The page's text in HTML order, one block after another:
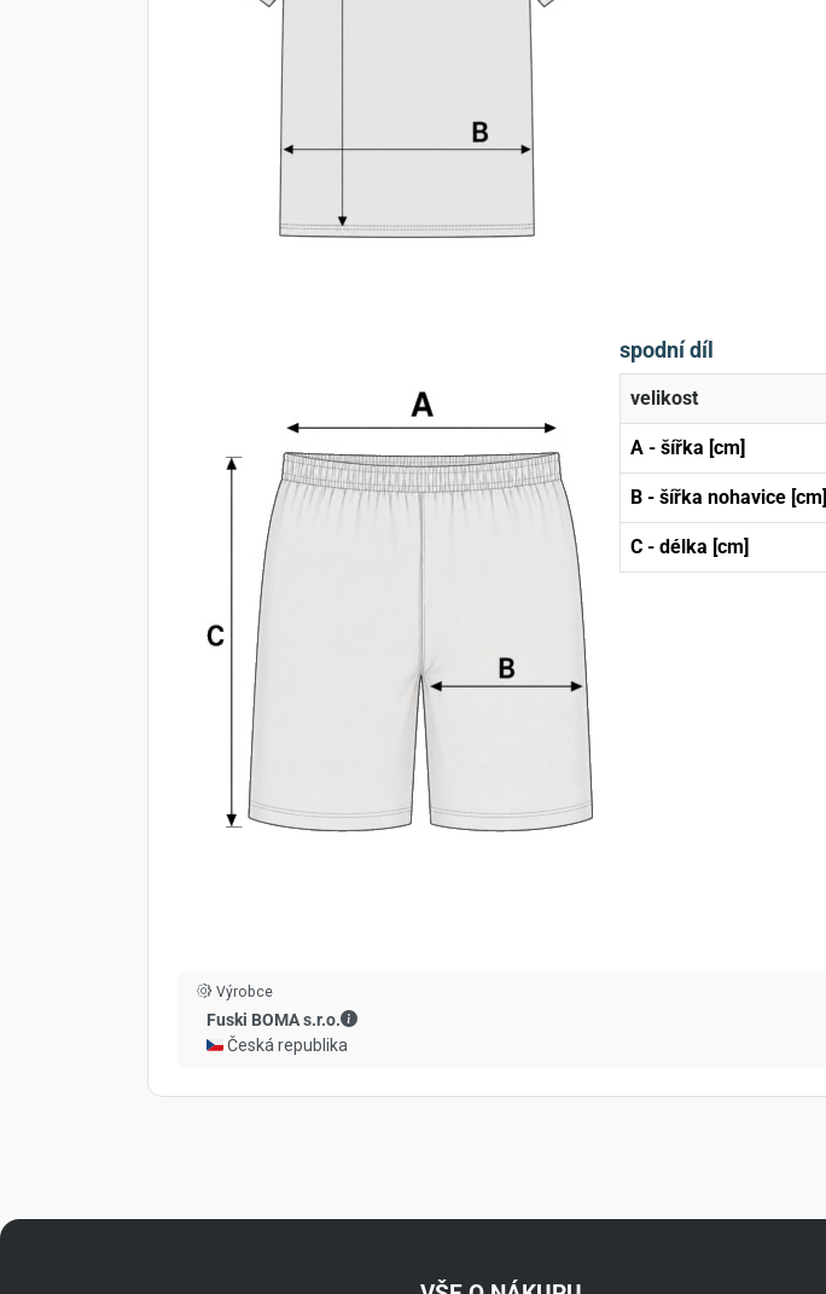
spodní díl
velikost
A - šířka [cm]
B - šířka nohavice [cm]
C - délka [cm]
Výrobce
Fuski BOMA s.r.o.
Fuski BOMA s.r.o. - Kontaktní údaje
🇨🇿 Česká republika